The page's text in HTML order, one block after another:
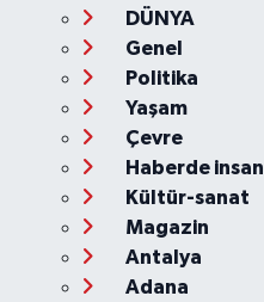
DÜNYA
Genel
Politika
Yaşam
Çevre
Haberde insan
Kültür-sanat
Magazin
Antalya
Adana